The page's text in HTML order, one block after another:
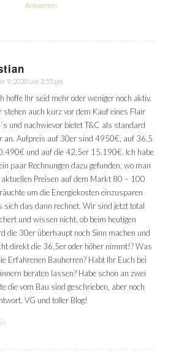
Antworten
9, 2020 um 3:55 pm
hoffe Ihr seid mehr oder weniger noch aktiv.
stehen auch kurz vor dem Kauf eines Flair
und nachwievor bietet T&C als standard
an. Aufpreis auf 30er sind 4950€, auf 36,5
und auf die 42,5er 15.190€. Ich habe
paar Rechnungen dazu gefunden, wo man
aktuellen Preisen auf dem Markt 80 – 100
um die Energiekosten einzusparen
sich das dann rechnet. Wir sind jetzt total
und wissen nicht, ob beim heutigen
die 30er überhaupt noch Sinn machen und
direkt die 36,5er oder höher nimmt!? Was
Erfahrenen Bauherren? Habt Ihr Euch bei
beraten lassen? Habe schon an zwei
die vom Bau sind geschrieben, aber noch
VG und toller Blog!